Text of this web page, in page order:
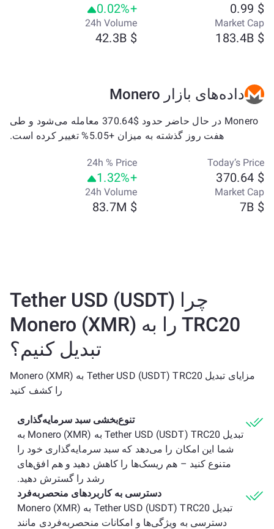
$ 0.99
+0.02%
Market Cap
$ 183.4B
24h Volume
$ 42.3B
داده‌های بازار Monero
Monero در حال حاضر حدود $370.64 معامله می‌شود و طی
هفت روز گذشته به میزان +5.05% تغییر کرده است.
Today’s Price
$ 370.64
24h % Price
+1.32%
Market Cap
$ 7B
24h Volume
$ 83.7M
چرا Tether USD (USDT)
TRC20 را به Monero (XMR)
تبدیل کنیم؟
مزایای تبدیل Tether USD (USDT) TRC20 به Monero (XMR)
را کشف کنید
تنوع‌بخشی سبد سرمایه‌گذاری
تبدیل Tether USD (USDT) TRC20 به Monero (XMR) به
شما این امکان را می‌دهد که سبد سرمایه‌گذاری خود را
متنوع کنید – هم ریسک‌ها را کاهش دهید و هم افق‌های
رشد را گسترش دهید.
دسترسی به کاربردهای منحصربه‌فرد
تبدیل Tether USD (USDT) TRC20 به Monero (XMR)
دسترسی به ویژگی‌ها و امکانات منحصربه‌فردی مانند